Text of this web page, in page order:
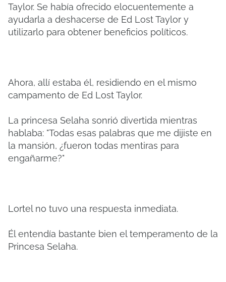
Taylor. Se había ofrecido elocuentemente a
ayudarla a deshacerse de Ed Lost Taylor y
utilizarlo para obtener beneficios políticos.
Ahora, allí estaba él, residiendo en el mismo
campamento de Ed Lost Taylor.
La princesa Selaha sonrió divertida mientras
hablaba: "Todas esas palabras que me dijiste en
la mansión, ¿fueron todas mentiras para
engañarme?"
Lortel no tuvo una respuesta inmediata.
Él entendía bastante bien el temperamento de la
Princesa Selaha.